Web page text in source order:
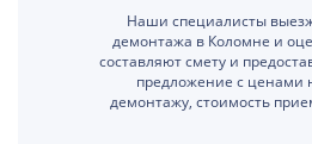
Наши специалисты
демонтажа в Коломне и
составляют смету и
предложение с ценами
демонтажу, стоимость